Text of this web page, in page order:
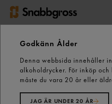
Köttfärs
Godkänn Ålder
Denna webbsida innehåller
alkoholdrycker. För inköp
måste du vara 20 år eller
JAG ÄR UNDER 20 ÅR